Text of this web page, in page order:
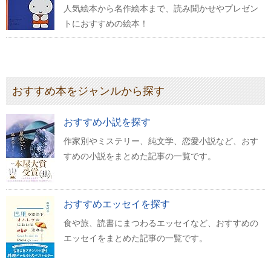
人気絵本から名作絵本まで、読み聞かせやプレゼン
トにおすすめの絵本！
おすすめ本をジャンルから探す
おすすめ小説を探す
作家別やミステリー、純文学、恋愛小説など、おす
すめの小説をまとめた記事の一覧です。
おすすめエッセイを探す
食や旅、読書にまつわるエッセイなど、おすすめの
エッセイをまとめた記事の一覧です。